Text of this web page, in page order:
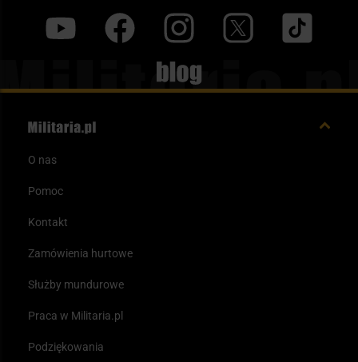
Blog
O nas
Pomoc
Kontakt
Zamówienia hurtowe
Służby mundurowe
Praca w Militaria.pl
Podziękowania